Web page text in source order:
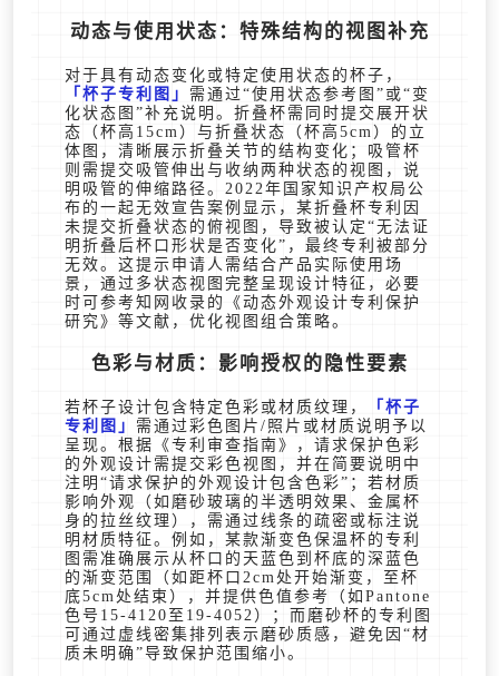
动态与使用状态：特殊结构的视图补充
对于具有动态变化或特定使用状态的杯子，
杯子专利图
需通过“使用状态参考图”或“变
化状态图”补充说明。折叠杯需同时提交展开状
态（杯高15cm）与折叠状态（杯高5cm）的立
体图，清晰展示折叠关节的结构变化；吸管杯
则需提交吸管伸出与收纳两种状态的视图，说
明吸管的伸缩路径。2022年国家知识产权局公
布的一起无效宣告案例显示，某折叠杯专利因
未提交折叠状态的俯视图，导致被认定“无法证
明折叠后杯口形状是否变化”，最终专利被部分
无效。这提示申请人需结合产品实际使用场
景，通过多状态视图完整呈现设计特征，必要
时可参考知网收录的《动态外观设计专利保护
研究》等文献，优化视图组合策略。
色彩与材质：影响授权的隐性要素
若杯子设计包含特定色彩或材质纹理，
杯子
专利图
需通过彩色图片/照片或材质说明予以
呈现。根据《专利审查指南》，请求保护色彩
的外观设计需提交彩色视图，并在简要说明中
注明“请求保护的外观设计包含色彩”；若材质
影响外观（如磨砂玻璃的半透明效果、金属杯
身的拉丝纹理），需通过线条的疏密或标注说
明材质特征。例如，某款渐变色保温杯的专利
图需准确展示从杯口的天蓝色到杯底的深蓝色
的渐变范围（如距杯口2cm处开始渐变，至杯
底5cm处结束），并提供色值参考（如Pantone
色号15-4120至19-4052）；而磨砂杯的专利图
可通过虚线密集排列表示磨砂质感，避免因“材
质未明确”导致保护范围缩小。